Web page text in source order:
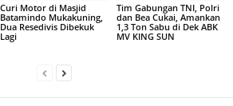
Curi Motor di Masjid
Batamindo Mukakuning,
Dua Resedivis Dibekuk
Lagi
Tim Gabungan TNI, Polri
dan Bea Cukai, Amankan
1,3 Ton Sabu di Dek ABK
MV KING SUN